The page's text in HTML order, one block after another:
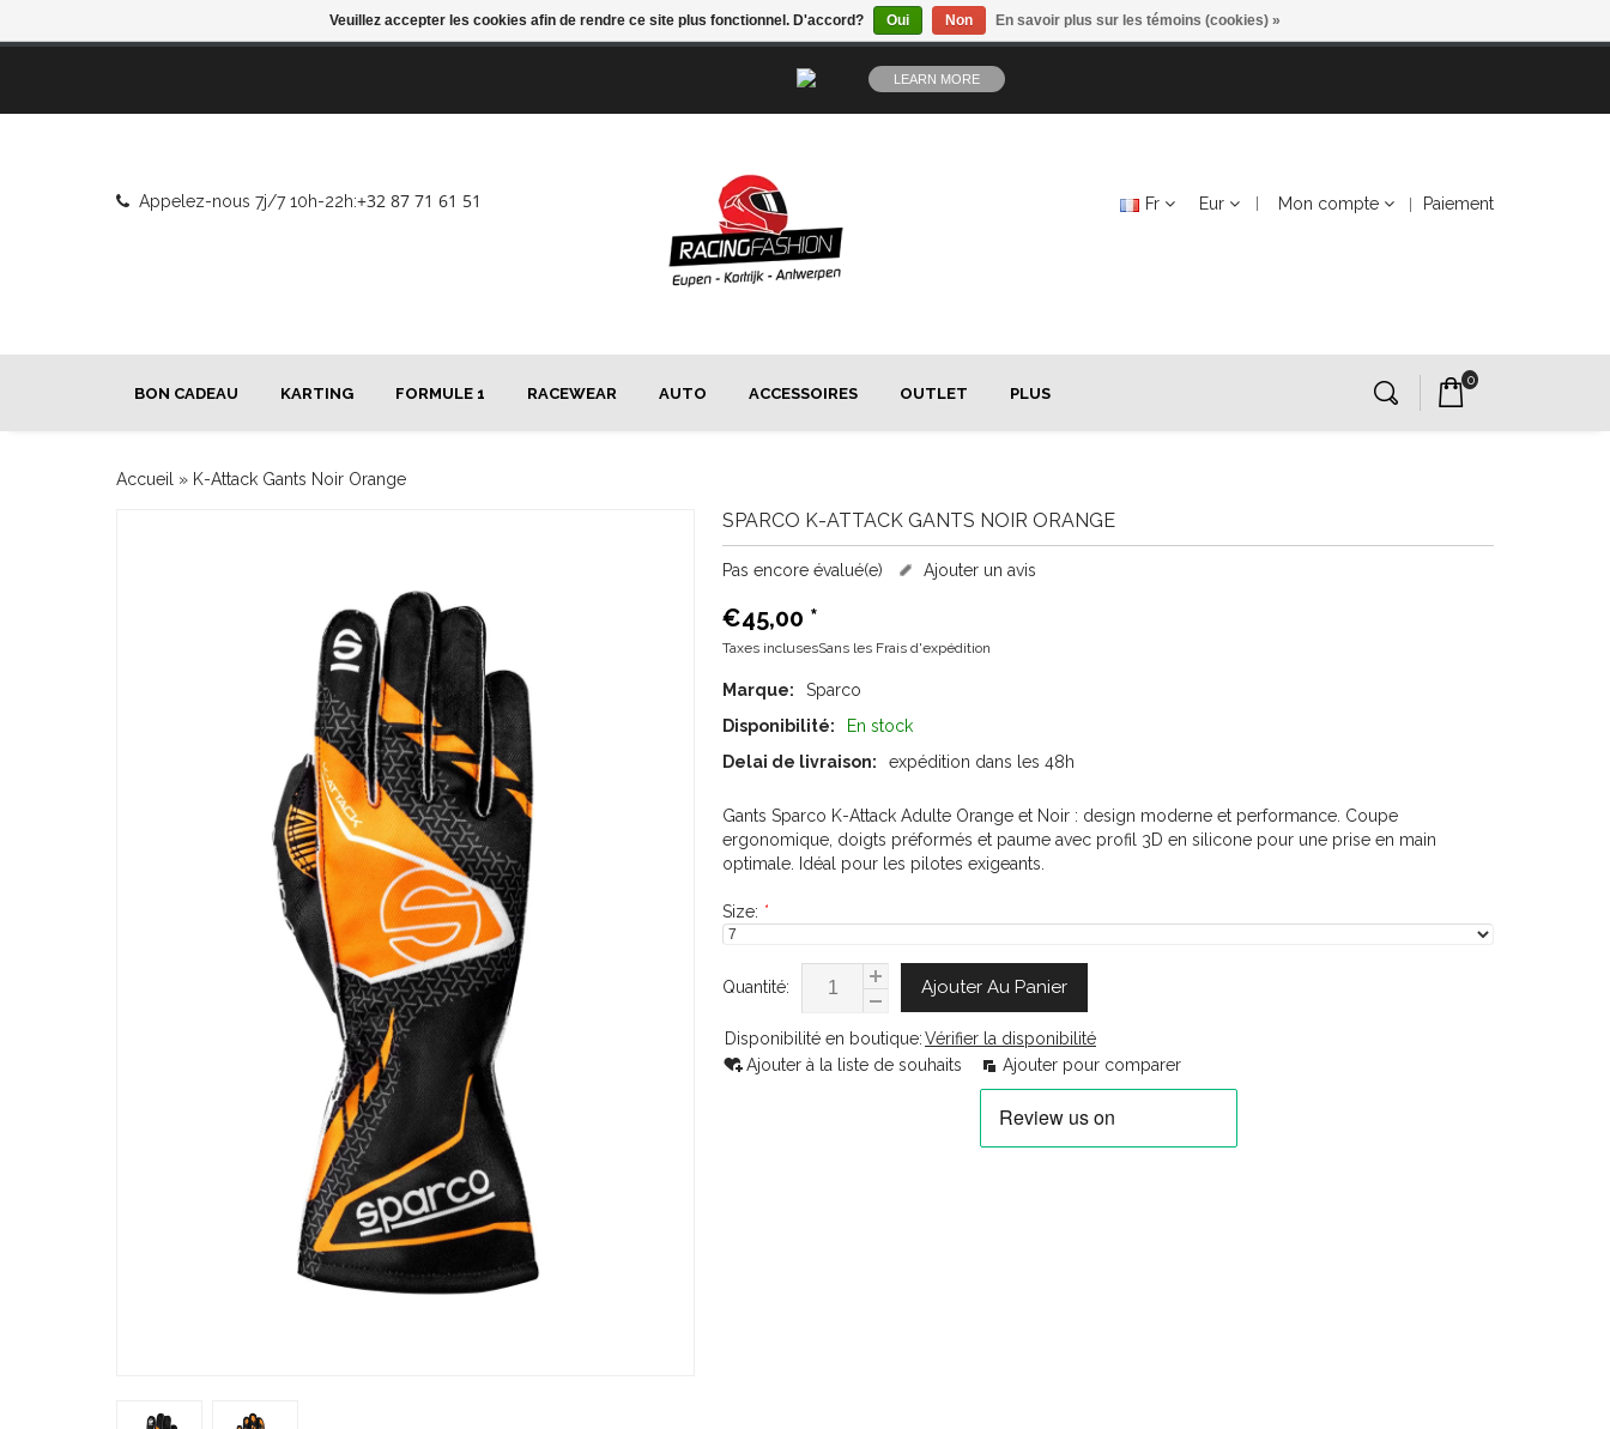
LEARN MORE
Appelez-nous 7j/7 10h-22h:+32 87 71 61 51 Fr Eur Mon compte Paiement
BON CADEAU KARTING FORMULE 1 RACEWEAR AUTO ACCESSOIRES OUTLET PLUS
0
Accueil » K-Attack Gants Noir Orange
SPARCO K-ATTACK GANTS NOIR ORANGE
Pas encore évalué(e) Ajouter un avis
€45,00 *
Taxes inclusesSans les Frais d'expédition
Marque:
Sparco
Disponibilité:
En stock
Delai de livraison:
expédition dans les 48h
Gants Sparco K-Attack Adulte Orange et Noir : design moderne et performance. Coupe
ergonomique, doigts préformés et paume avec profil 3D en silicone pour une prise en main
optimale. Idéal pour les pilotes exigeants.
Size: *
Quantité: Ajouter Au Panier
Disponibilité en boutique:Vérifier la disponibilité
Ajouter à la liste de souhaits
Ajouter pour comparer
Veuillez accepter les cookies afin de rendre ce site plus fonctionnel. D'accord? Oui Non En savoir plus sur les témoins (cookies) »